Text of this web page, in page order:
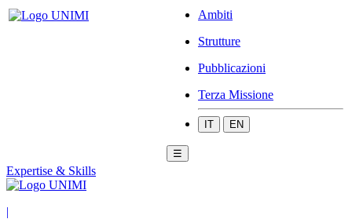
Ambiti
Strutture
Pubblicazioni
Terza Missione
IT EN
☰
Expertise & Skills
|